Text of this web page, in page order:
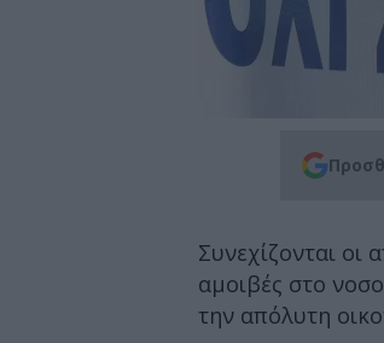
Συνεχίζονται οι
αμοιβές στο
την απόλυτη